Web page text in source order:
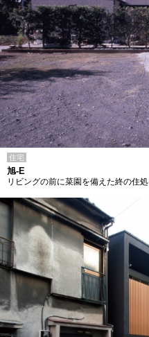
住宅
旭-E
リビングの前に菜園を備えた終の住処